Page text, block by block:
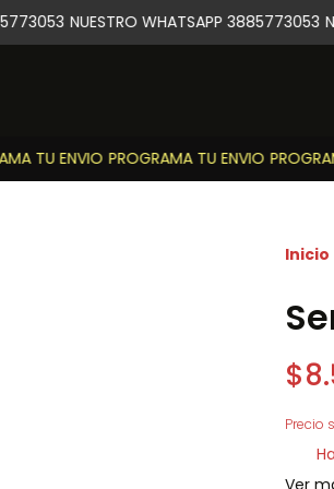
TU ENVIO PROGRAMA TU ENVIO
NUESTRO WHATSAPP 3885773053
Inicio
Precio
Ver